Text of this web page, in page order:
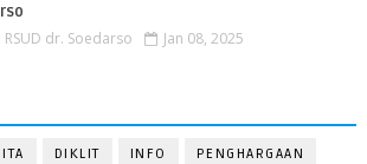
RSUD dr. Soedarso Jan 08, 2025
DIKLIT INFO PENGHARGAAN